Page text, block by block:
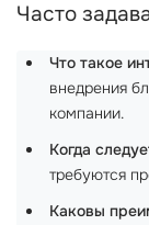
Часто
Что такое
внедрения
компании.
Когда
требуются
Каковы